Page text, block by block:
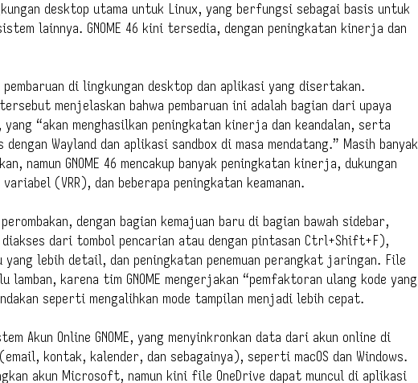
desktop utama untuk Linux, yang berfungsi sebagai basis untuk
lainnya. GNOME 46 kini tersedia, dengan peningkatan kinerja dan
pembaruan di lingkungan desktop dan aplikasi yang disertakan.
menjelaskan bahwa pembaruan ini adalah bagian dari upaya
“akan menghasilkan peningkatan kinerja dan keandalan, serta
Wayland dan aplikasi sandbox di masa mendatang.” Masih banyak
namun GNOME 46 mencakup banyak peningkatan kinerja, dukungan
(VRR), dan beberapa peningkatan keamanan.
dengan bagian kemajuan baru di bagian bawah sidebar,
dari tombol pencarian atau dengan pintasan Ctrl+Shift+F),
lebih detail, dan peningkatan penemuan perangkat jaringan. File
karena tim GNOME mengerjakan “pemfaktoran ulang kode yang
seperti mengalihkan mode tampilan menjadi lebih cepat.
Akun Online GNOME, yang menyinkronkan data dari akun online di
kontak, kalender, dan sebagainya), seperti macOS dan Windows.
akun Microsoft, namun kini file OneDrive dapat muncul di aplikasi